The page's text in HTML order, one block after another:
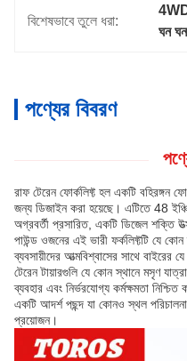
বিশেষভাবে তুলে ধরা:
ঘন
পণ্যের বিবরণ
রাফ টেরেন ফোর্কলিফ্ট হল একটি বহিরঙ্গন
জন্য ডিজাইন করা হয়েছে। এটিতে 48
অগ্রবর্তী প্রসারিত, একটি ডিজেল শক্তি
পাউন্ড ওজনের এই ভারী ফর্কলিফ্টটি যে
ব্যবসায়ীদের আত্মবিশ্বাসের সাথে
টেরেন টায়ারগুলি যে কোন স্থানে মসৃণ
ব্যবহার এবং নির্ভরযোগ্য কর্মক্ষমতা
একটি আদর্শ পছন্দ যা কোনও স্থল পরিচালনা
প্রয়োজন।